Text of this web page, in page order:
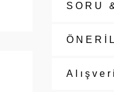
SORU